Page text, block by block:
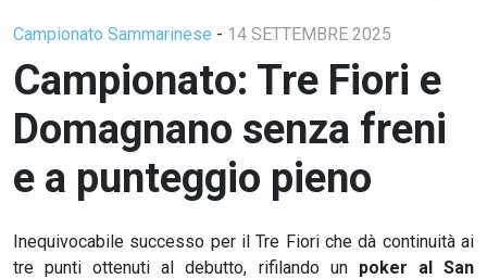
Campionato Sammarinese - 14 SETTEMBRE 2025
Campionato: Tre Fiori e
Domagnano senza freni
e a punteggio pieno
Inequivocabile successo per il Tre Fiori che dà continuità ai
tre punti ottenuti al debutto, rifilando un poker al San